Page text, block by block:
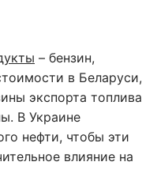
– бензин,
в Беларуси,
экспорта топлива
В Украине
нефти, чтобы эти
влияние на